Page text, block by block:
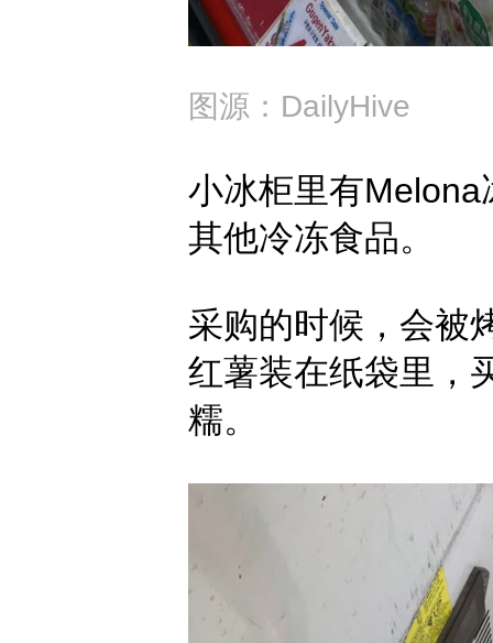
图源：DailyHive
小冰柜里有
其他冷冻食品。
采购的时候，会被
红薯装在纸袋里，
糯。